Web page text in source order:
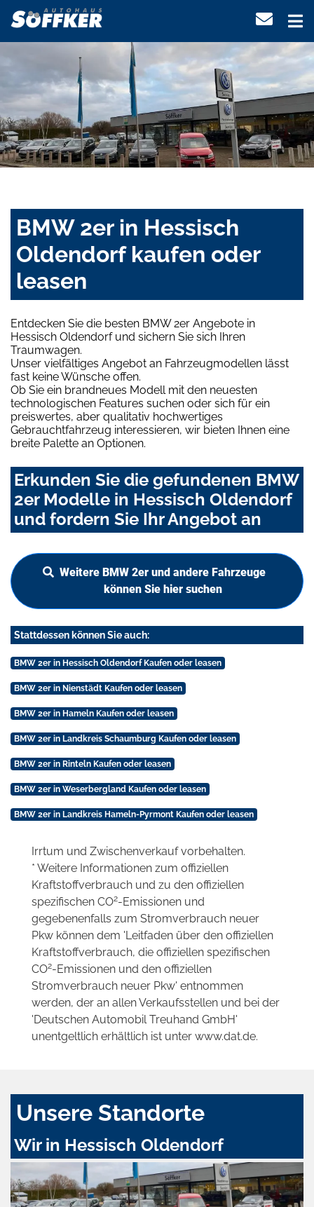
BMW 2er in Hessisch
Oldendorf kaufen oder
leasen
Entdecken Sie die besten BMW 2er Angebote in
Hessisch Oldendorf und sichern Sie sich Ihren
Traumwagen.
Unser vielfältiges Angebot an Fahrzeugmodellen lässt
fast keine Wünsche offen.
Ob Sie ein brandneues Modell mit den neuesten
technologischen Features suchen oder sich für ein
preiswertes, aber qualitativ hochwertiges
Gebrauchtfahrzeug interessieren, wir bieten Ihnen eine
breite Palette an Optionen.
Erkunden Sie die gefundenen BMW
2er Modelle in Hessisch Oldendorf
und fordern Sie Ihr Angebot an
Weitere BMW 2er und andere Fahrzeuge
können Sie hier suchen
Stattdessen können Sie auch:
BMW 2er in Hessisch Oldendorf Kaufen oder leasen
BMW 2er in Nienstädt Kaufen oder leasen
BMW 2er in Hameln Kaufen oder leasen
BMW 2er in Landkreis Schaumburg Kaufen oder leasen
BMW 2er in Rinteln Kaufen oder leasen
BMW 2er in Weserbergland Kaufen oder leasen
BMW 2er in Landkreis Hameln-Pyrmont Kaufen oder leasen
Irrtum und Zwischenverkauf vorbehalten.
* Weitere Informationen zum offiziellen
Kraftstoffverbrauch und zu den offiziellen
spezifischen CO2-Emissionen und
gegebenenfalls zum Stromverbrauch neuer
Pkw können dem 'Leitfaden über den offiziellen
Kraftstoffverbrauch, die offiziellen spezifischen
CO2-Emissionen und den offiziellen
Stromverbrauch neuer Pkw' entnommen
werden, der an allen Verkaufsstellen und bei der
'Deutschen Automobil Treuhand GmbH'
unentgeltlich erhältlich ist unter www.dat.de.
Unsere Standorte
Wir in Hessisch Oldendorf